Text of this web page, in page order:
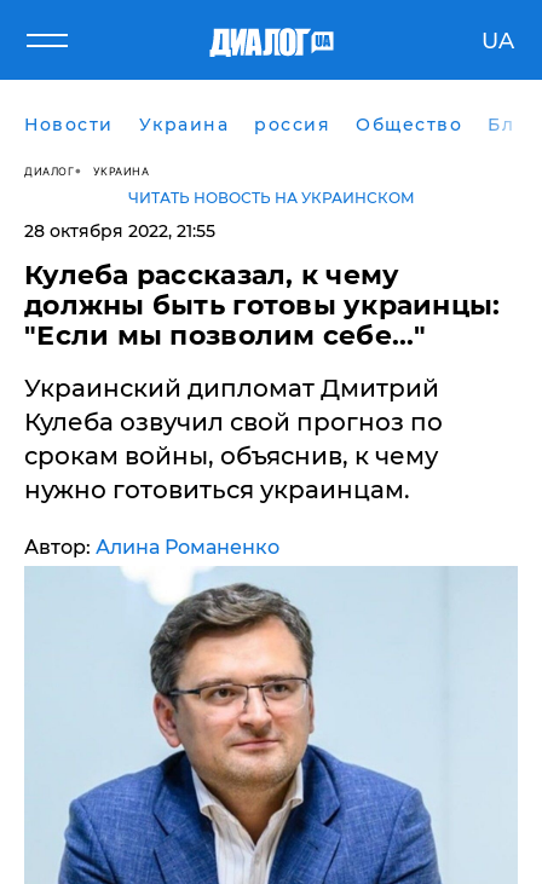
UA
Новости Украина россия Общество
ДИАЛОГ УКРАИНА
ЧИТАТЬ НОВОСТЬ НА УКРАИНСКОМ
28 октября 2022, 21:55
Кулеба рассказал, к чему
должны быть готовы украинцы:
"Если мы позволим себе..."
Украинский дипломат Дмитрий
Кулеба озвучил свой прогноз по
срокам войны, объяснив, к чему
нужно готовиться украинцам.
Автор: Алина Романенко